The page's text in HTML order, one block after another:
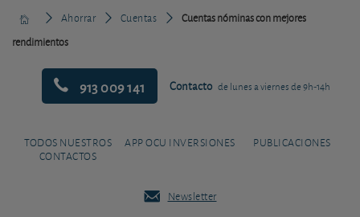
Ahorrar Cuentas
Cuentas nóminas con mejores
rendimientos
913 009 141 Contacto de lunes a viernes de 9h-14h
TODOS NUESTROS
CONTACTOS
APP OCU INVERSIONES PUBLICACIONES
Newsletter